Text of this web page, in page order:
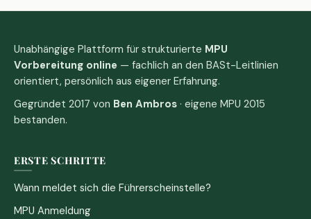
Unabhängige Plattform für strukturierte MPU
Vorbereitung online — fachlich an den BASt-Leitlinien
orientiert, persönlich aus eigener Erfahrung.
Gegründet 2017 von Ben Ambros · eigene MPU 2015
bestanden.
ERSTE SCHRITTE
Wann meldet sich die Führerscheinstelle?
MPU Anmeldung